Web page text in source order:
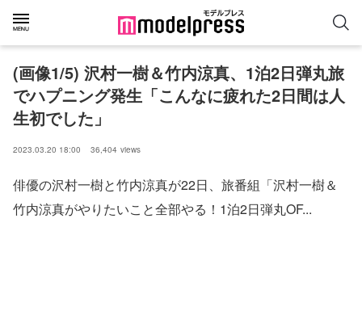
(画像1/5) 沢村一樹＆竹内涼真、1泊2日弾丸旅
でハプニング発生「こんなに疲れた2日間は人
生初でした」
2023.03.20 18:00 36,404 views
俳優の沢村一樹と竹内涼真が22日、旅番組「沢村一樹＆
竹内涼真がやりたいこと全部やる！1泊2日弾丸OF...